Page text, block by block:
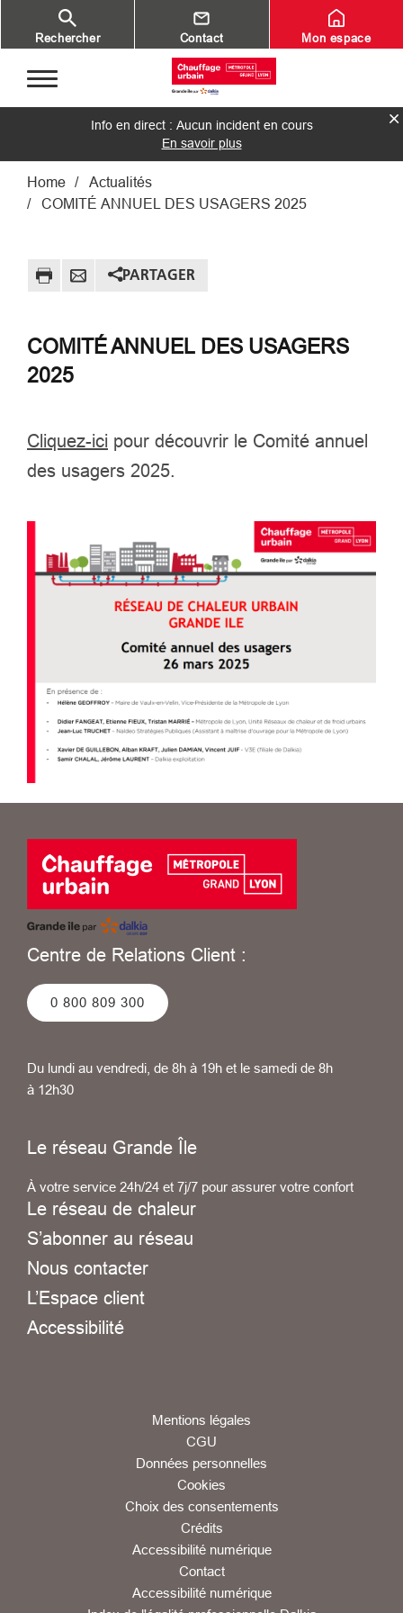
Aller au contenu principal
Rechercher Contact Mon espace
Info en direct : Aucun incident en cours
En savoir plus
Fil d'Ariane
Home
Actualités
COMITÉ ANNUEL DES USAGERS 2025
PARTAGER
COMITÉ ANNUEL DES USAGERS
2025
Cliquez-ici pour découvrir le Comité annuel
des usagers 2025.
Centre de Relations Client :
0 800 809 300
Du lundi au vendredi, de 8h à 19h et le samedi de 8h
à 12h30
Le réseau Grande Île
À votre service 24h/24 et 7j/7 pour assurer votre confort
Le réseau de chaleur
S’abonner au réseau
Nous contacter
L’Espace client
Accessibilité
Mentions légales
CGU
Données personnelles
Cookies
Choix des consentements
Crédits
Accessibilité numérique
Contact
Accessibilité numérique